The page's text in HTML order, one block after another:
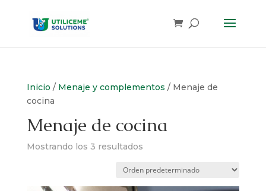
Inicio / Menaje y complementos / Menaje de
cocina
Menaje de cocina
Mostrando los 3 resultados